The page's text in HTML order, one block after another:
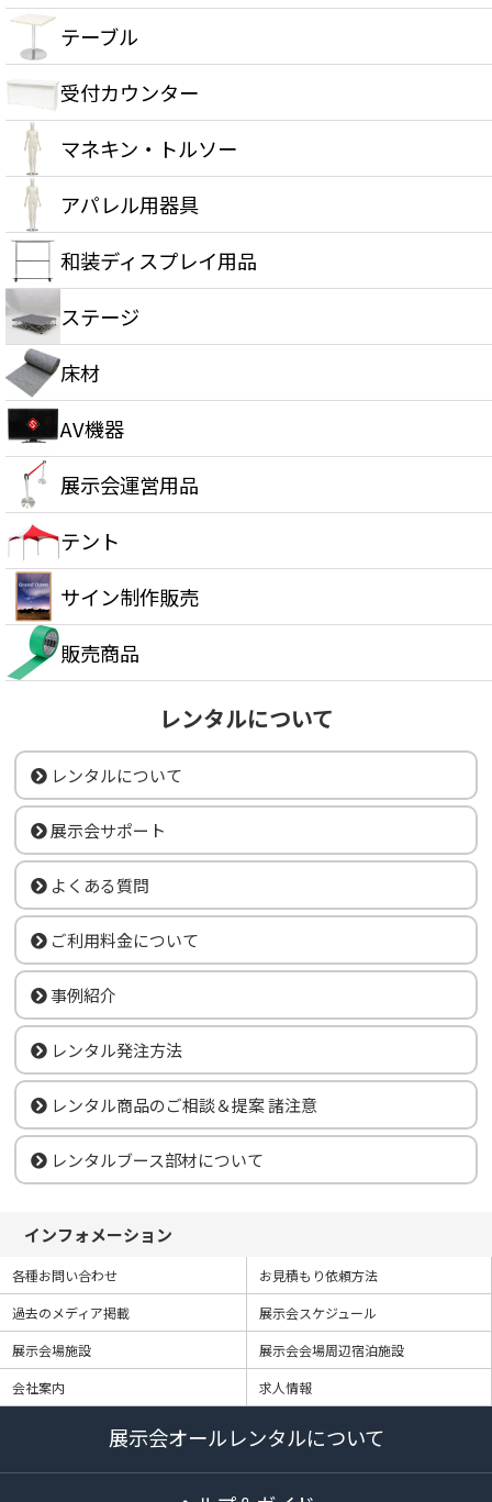
テーブル
受付カウンター
マネキン・トルソー
アパレル用器具
和装ディスプレイ用品
ステージ
床材
AV機器
展示会運営用品
テント
サイン制作販売
販売商品
レンタルについて
レンタルについて
展示会サポート
よくある質問
ご利用料金について
事例紹介
レンタル発注方法
レンタル商品のご相談＆提案 諸注意
レンタルブース部材について
インフォメーション
各種お問い合わせ
お見積もり依頼方法
過去のメディア掲載
展示会スケジュール
展示会場施設
展示会会場周辺宿泊施設
会社案内
求人情報
展示会オールレンタルについて